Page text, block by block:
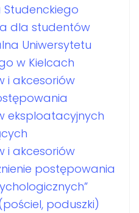
dla studentów
Uniwersytetu
w Kielcach
i akcesoriów
eksploatacyjnych
i akcesoriów
postępowania
poduszki)